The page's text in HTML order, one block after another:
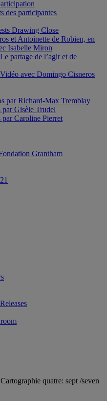
des participantes
Drawing Close
et Antoinette de Robien, en
Isabelle Miron
partage de l’agir et de
avec Domingo Cisneros
par Richard-Max Tremblay
Gisèle Trudel
Caroline Pierret
Grantham
quatre: sept /seven